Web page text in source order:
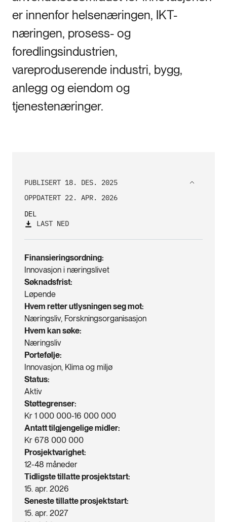
er innenfor helsenæringen, IKT-
næringen, prosess- og
foredlingsindustrien,
vareproduserende industri, bygg,
anlegg og eiendom og
tjenestenæringer.
PUBLISERT 18. DES. 2025
OPPDATERT 22. APR. 2026
DEL
LAST NED
Finansieringsordning
Innovasjon i næringslivet
Søknadsfrist
Løpende
Hvem retter utlysningen seg mot
Næringsliv, Forskningsorganisasjon
Hvem kan søke
Næringsliv
Portefølje
Innovasjon, Klima og miljø
Status
Aktiv
Støttegrenser
Kr 1 000 000-16 000 000
Antatt tilgjengelige midler
Kr 678 000 000
Prosjektvarighet
12-48 måneder
Tidligste tillatte prosjektstart
15. apr. 2026
Seneste tillatte prosjektstart
15. apr. 2027